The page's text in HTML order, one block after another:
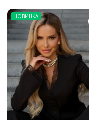
НОВИНКА